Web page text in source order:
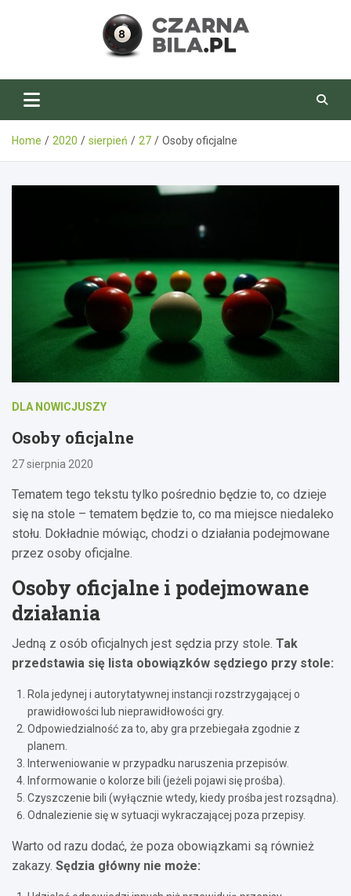
CzarnaBila.pl
Home 2020 sierpień 27 Osoby oficjalne
DLA NOWICJUSZY
Osoby oficjalne
27 sierpnia 2020
Tematem tego tekstu tylko pośrednio będzie to, co dzieje
się na stole – tematem będzie to, co ma miejsce niedaleko
stołu. Dokładnie mówiąc, chodzi o działania podejmowane
przez osoby oficjalne.
Osoby oficjalne i podejmowane
działania
Jedną z osób oficjalnych jest sędzia przy stole. Tak
przedstawia się lista obowiązków sędziego przy stole:
Rola jedynej i autorytatywnej instancji rozstrzygającej o
prawidłowości lub nieprawidłowości gry.
Odpowiedzialność za to, aby gra przebiegała zgodnie z
planem.
Interweniowanie w przypadku naruszenia przepisów.
Informowanie o kolorze bili (jeżeli pojawi się prośba).
Czyszczenie bili (wyłącznie wtedy, kiedy prośba jest rozsądna).
Odnalezienie się w sytuacji wykraczającej poza przepisy.
Warto od razu dodać, że poza obowiązkami są również
zakazy. Sędzia główny nie może: